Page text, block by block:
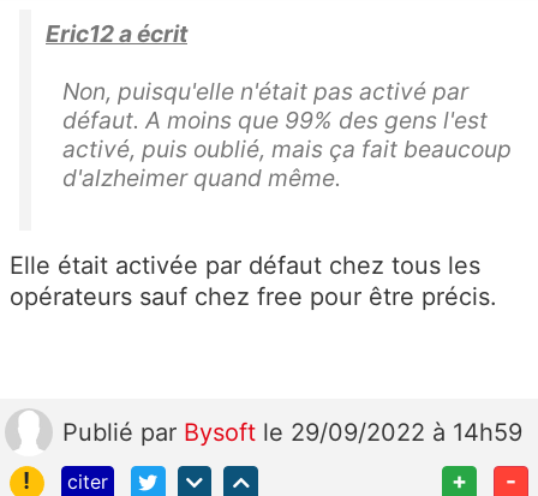
Eric12 a écrit
Non, puisqu'elle n'était pas activé par
défaut. A moins que 99% des gens l'est
activé, puis oublié, mais ça fait beaucoup
d'alzheimer quand même.
Elle était activée par défaut chez tous les
opérateurs sauf chez free pour être précis.
Publié par Bysoft le 29/09/2022 à 14h59
!
citer + -